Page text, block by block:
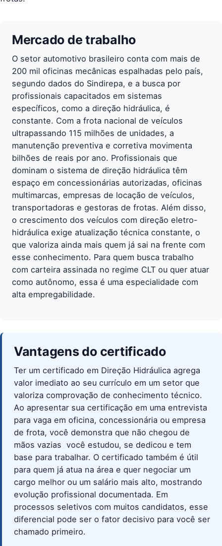
Mercado de trabalho
O setor automotivo brasileiro conta com mais de
200 mil oficinas mecânicas espalhadas pelo país,
segundo dados do Sindirepa, e a busca por
profissionais capacitados em sistemas
específicos, como a direção hidráulica, é
constante. Com a frota nacional de veículos
ultrapassando 115 milhões de unidades, a
manutenção preventiva e corretiva movimenta
bilhões de reais por ano. Profissionais que
dominam o sistema de direção hidráulica têm
espaço em concessionárias autorizadas, oficinas
multimarcas, empresas de locação de veículos,
transportadoras e gestoras de frotas. Além disso,
o crescimento dos veículos com direção eletro-
hidráulica exige atualização técnica constante, o
que valoriza ainda mais quem já sai na frente com
esse conhecimento. Para quem busca trabalho
com carteira assinada no regime CLT ou quer atuar
como autônomo, essa é uma especialidade com
alta empregabilidade.
Vantagens do certificado
Ter um certificado em Direção Hidráulica agrega
valor imediato ao seu currículo em um setor que
valoriza comprovação de conhecimento técnico.
Ao apresentar sua certificação em uma entrevista
para vaga em oficina, concessionária ou empresa
de frota, você demonstra que não chegou de
mãos vazias  você estudou, se dedicou e tem
base para trabalhar. O certificado também é útil
para quem já atua na área e quer negociar um
cargo melhor ou um salário mais alto, mostrando
evolução profissional documentada. Em
processos seletivos com muitos candidatos, esse
diferencial pode ser o fator decisivo para você ser
chamado primeiro.